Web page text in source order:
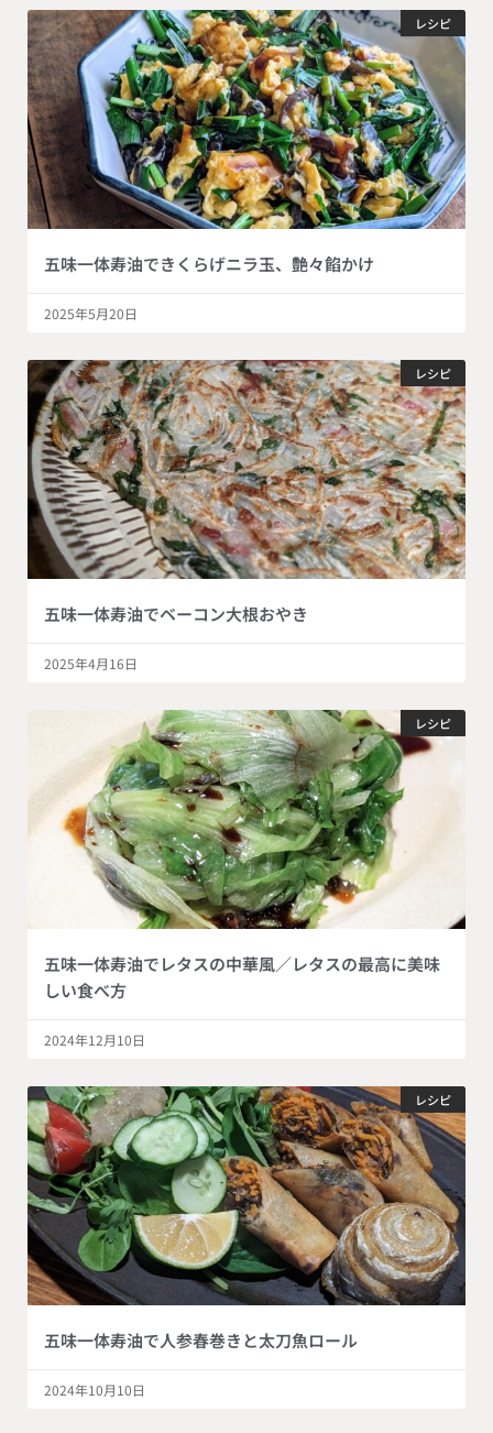
レシピ
五味一体寿油できくらげニラ玉、艶々餡かけ
2025年5月20日
レシピ
五味一体寿油でベーコン大根おやき
2025年4月16日
レシピ
五味一体寿油でレタスの中華風／レタスの最高に美味
しい食べ方
2024年12月10日
レシピ
五味一体寿油で人参春巻きと太刀魚ロール
2024年10月10日